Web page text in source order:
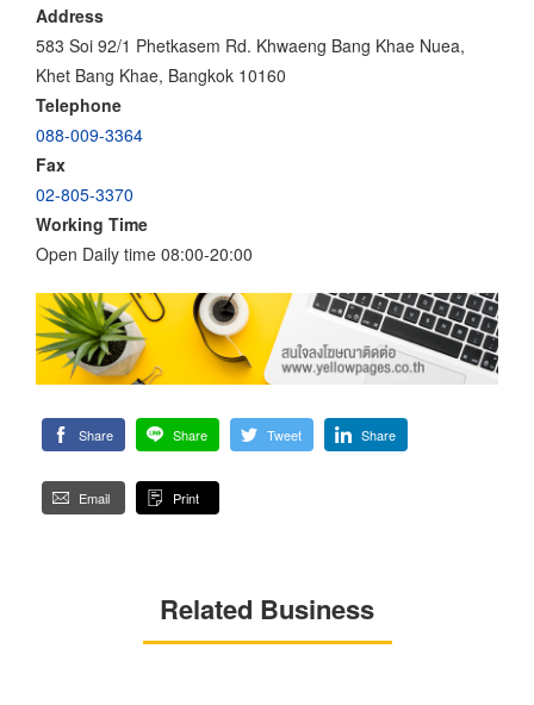
Address
583 Soi 92/1 Phetkasem Rd. Khwaeng Bang Khae Nuea,
Khet Bang Khae, Bangkok 10160
Telephone
088-009-3364
Fax
02-805-3370
Working Time
Open Daily time 08:00-20:00
Share Share Tweet Share
Email Print
Related Business